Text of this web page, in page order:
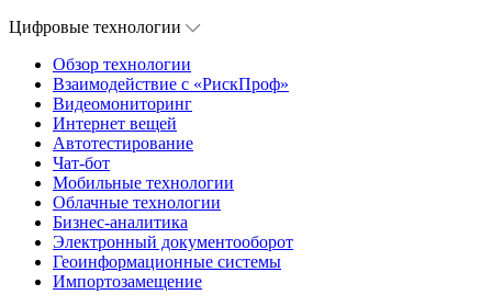
Цифровые технологии
Обзор технологии
Взаимодействие с «РискПроф»
Видеомониторинг
Интернет вещей
Автотестирование
Чат-бот
Мобильные технологии
Облачные технологии
Бизнес-аналитика
Электронный документооборот
Геоинформационные системы
Импортозамещение